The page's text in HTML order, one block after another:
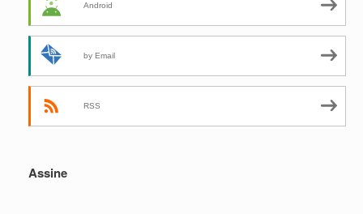
Android
by Email
RSS
Assine